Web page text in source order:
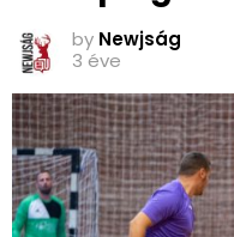
by Newjság
3 éve